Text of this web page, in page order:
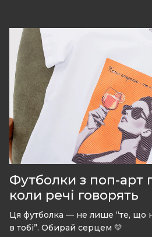
Футболки з поп-арт
коли речі говорять
Ця футболка — не лише “те, що
в тобі”. Обирай серцем 💛